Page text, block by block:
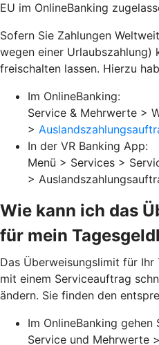
EU im OnlineBanking
Sofern Sie Zahlungen
wegen einer Urlaubszahlung)
freischalten lassen. Hierzu
Im OnlineBanking:
Service & Mehrwerte >
>
In der VR Banking App:
Menü > Services >
>
Wie kann ich das
für mein
Das Überweisungslimit für
mit einem Serviceauftrag
ändern. Sie finden den
Im OnlineBanking gehen
Service und Mehrwerte